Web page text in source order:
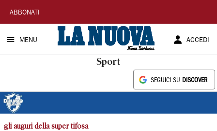
La
Nuova
Sardegna
ABBONATI
MENU ACCEDI
Sport
SEGUICI SU DISCOVER
gli auguri della super tifosa